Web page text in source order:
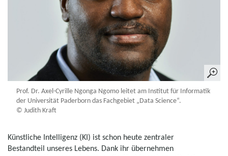
Prof. Dr. Axel-Cyrille Ngonga Ngomo leitet am Institut für Informatik
der Universität Paderborn das Fachgebiet „Data Science“.
© Judith Kraft
Künstliche Intelligenz (KI) ist schon heute zentraler
Bestandteil unseres Lebens. Dank ihr übernehmen